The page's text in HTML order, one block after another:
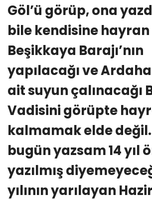
Göl’ü görüp, ona
bile kendisine hayran
Beşikkaya Barajı’nın
yapılacağı ve
ait suyun çalınacağı
Vadisini görüpte
kalmamak elde
bugün yazsam 14 yıl
yazılmış
yılının yarılayan